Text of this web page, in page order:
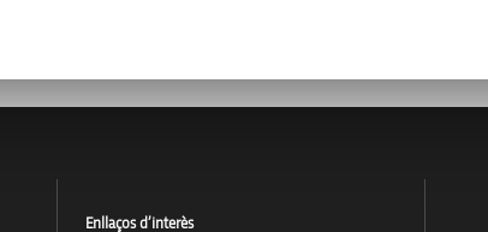
Enllaços d’interès